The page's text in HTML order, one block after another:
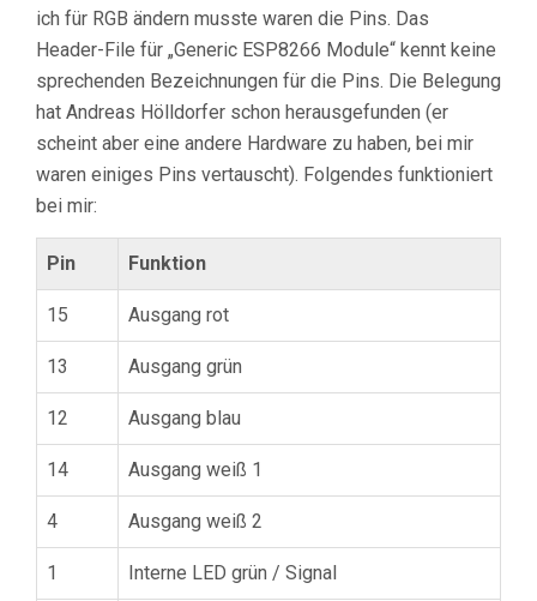
ich für RGB ändern musste waren die Pins. Das
Header-File für „Generic ESP8266 Module“ kennt keine
sprechenden Bezeichnungen für die Pins. Die Belegung
hat Andreas Hölldorfer schon herausgefunden (er
scheint aber eine andere Hardware zu haben, bei mir
waren einiges Pins vertauscht). Folgendes funktioniert
bei mir:
Pin Funktion
15 Ausgang rot
13 Ausgang grün
12 Ausgang blau
14 Ausgang weiß 1
4 Ausgang weiß 2
1 Interne LED grün / Signal